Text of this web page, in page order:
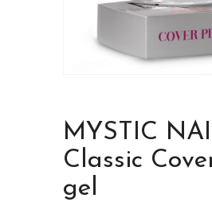
MYSTIC
Classic
gel